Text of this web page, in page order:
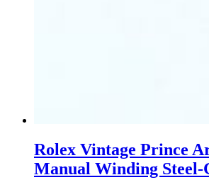
Rolex Vintage Prince
Manual Winding Steel-